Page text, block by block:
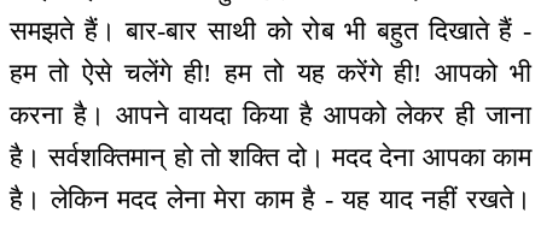
समझते हैं। बार-बार साथी को रोब भी बहुत दिखाते हैं -
हम तो ऐसे चलेंगे ही! हम तो यह करेंगे ही! आपको भी
करना है। आपने वायदा किया है आपको लेकर ही जाना
है। सर्वशक्तिमान् हो तो शक्ति दो। मदद देना आपका काम
है। लेकिन मदद लेना मेरा काम है - यह याद नहीं रखते।